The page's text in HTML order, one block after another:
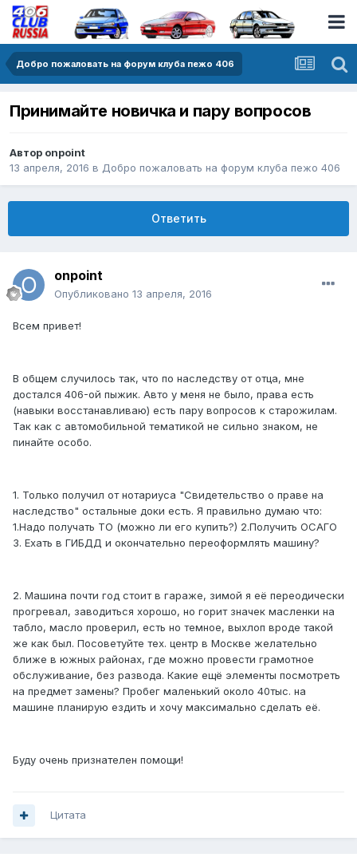
Добро пожаловать на форум клуба пежо 406
Принимайте новичка и пару вопросов
Автор onpoint
13 апреля, 2016 в Добро пожаловать на форум клуба пежо 406
Ответить
onpoint
Опубликовано 13 апреля, 2016
Всем привет!
В общем случилось так, что по наследству от отца, мне
достался 406-ой пыжик. Авто у меня не было, права есть
(навыки восстанавливаю) есть пару вопросов к старожилам.
Так как с автомобильной тематикой не сильно знаком, не
пинайте особо.
1. Только получил от нотариуса "Свидетельство о праве на
наследство" остальные доки есть. Я правильно думаю что:
1.Надо получать ТО (можно ли его купить?) 2.Получить ОСАГО
3. Ехать в ГИБДД и окончательно переоформлять машину?
2. Машина почти год стоит в гараже, зимой я её переодически
прогревал, заводиться хорошо, но горит значек масленки на
табло, масло проверил, есть но темное, выхлоп вроде такой
же как был. Посоветуйте тех. центр в Москве желательно
ближе в южных районах, где можно провести грамотное
обслуживание, без развода. Какие ещё элементы посмотреть
на предмет замены? Пробег маленький около 40тыс. на
машине планирую ездить и хочу максимально сделать её.
Буду очень признателен помощи!
Цитата